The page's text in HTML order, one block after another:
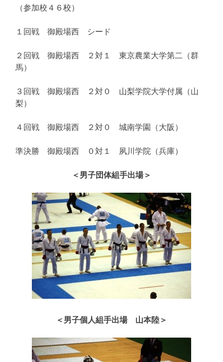
（参加校４６校）
１回戦 御殿場西 シード
２回戦 御殿場西 ２対１ 東京農業大学第二（群
馬）
３回戦 御殿場西 ２対０ 山梨学院大学付属（山
梨）
４回戦 御殿場西 ２対０ 城南学園（大阪）
準決勝 御殿場西 ０対１ 夙川学院（兵庫）
＜男子団体組手出場＞
＜男子個人組手出場 山本陸＞